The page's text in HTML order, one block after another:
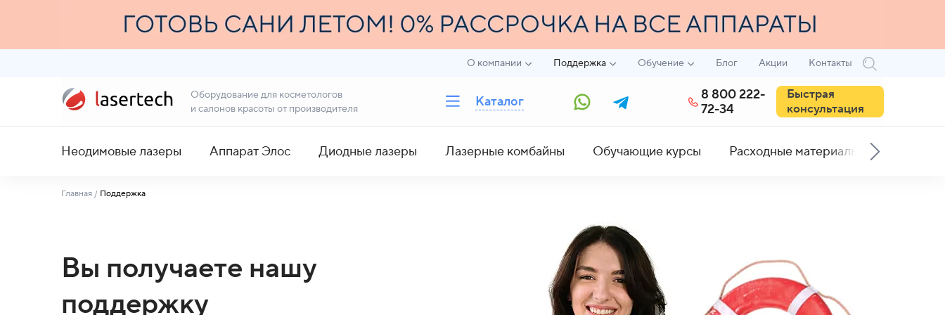
О компании Поддержка Обучение Блог Акции Контакты
Оборудование для косметологов
и салонов красоты от производителя
Каталог
8 800 222-
72-34
Быстрая
консультация
Неодимовые лазеры Аппарат Элос Диодные лазеры Лазерные комбайны Обучающие курсы Расходные материалы
Главная / Поддержка
Вы получаете нашу
поддержку